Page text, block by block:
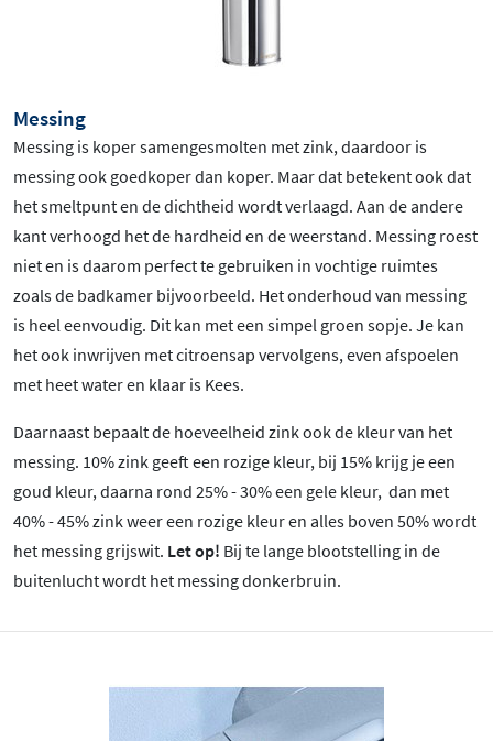
Messing
Messing is koper samengesmolten met zink, daardoor is
messing ook goedkoper dan koper. Maar dat betekent ook dat
het smeltpunt en de dichtheid wordt verlaagd. Aan de andere
kant verhoogd het de hardheid en de weerstand. Messing roest
niet en is daarom perfect te gebruiken in vochtige ruimtes
zoals de badkamer bijvoorbeeld. Het onderhoud van messing
is heel eenvoudig. Dit kan met een simpel groen sopje. Je kan
het ook inwrijven met citroensap vervolgens, even afspoelen
met heet water en klaar is Kees.
Daarnaast bepaalt de hoeveelheid zink ook de kleur van het
messing. 10% zink geeft een rozige kleur, bij 15% krijg je een
goud kleur, daarna rond 25% - 30% een gele kleur, dan met
40% - 45% zink weer een rozige kleur en alles boven 50% wordt
het messing grijswit. Let op! Bij te lange blootstelling in de
buitenlucht wordt het messing donkerbruin.